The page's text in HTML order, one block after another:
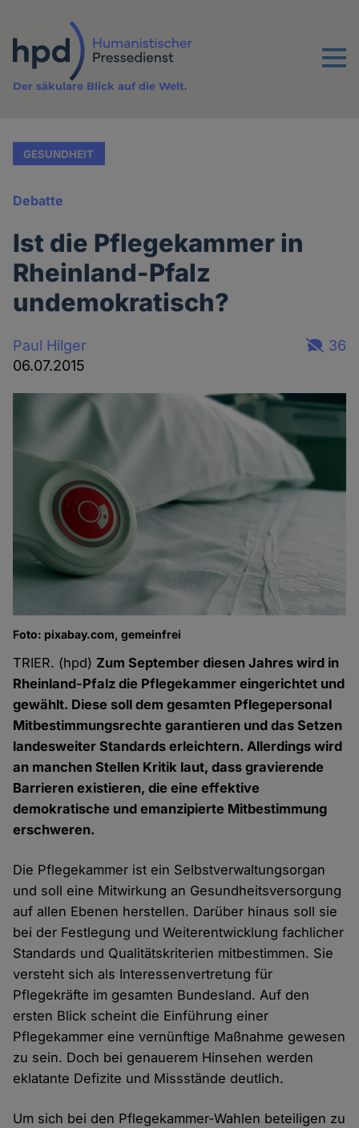
Inhalt
Menu
Der säkulare Blick auf die Welt.
GESUNDHEIT
Debatte
Ist die Pflegekammer in
Rheinland-Pfalz
undemokratisch?
Paul Hilger
06.07.2015
36
Foto: pixabay.com, gemeinfrei
TRIER. (hpd) Zum September diesen Jahres wird in
Rheinland-Pfalz die Pflegekammer eingerichtet und
gewählt. Diese soll dem gesamten Pflegepersonal
Mitbestimmungsrechte garantieren und das Setzen
landesweiter Standards erleichtern. Allerdings wird
an manchen Stellen Kritik laut, dass gravierende
Barrieren existieren, die eine effektive
demokratische und emanzipierte Mitbestimmung
erschweren.
Die Pflegekammer ist ein Selbstverwaltungsorgan
und soll eine Mitwirkung an Gesundheitsversorgung
auf allen Ebenen herstellen. Darüber hinaus soll sie
bei der Festlegung und Weiterentwicklung fachlicher
Standards und Qualitätskriterien mitbestimmen. Sie
versteht sich als Interessenvertretung für
Pflegekräfte im gesamten Bundesland. Auf den
ersten Blick scheint die Einführung einer
Pflegekammer eine vernünftige Maßnahme gewesen
zu sein. Doch bei genauerem Hinsehen werden
eklatante Defizite und Missstände deutlich.
Um sich bei den Pflegekammer-Wahlen beteiligen zu